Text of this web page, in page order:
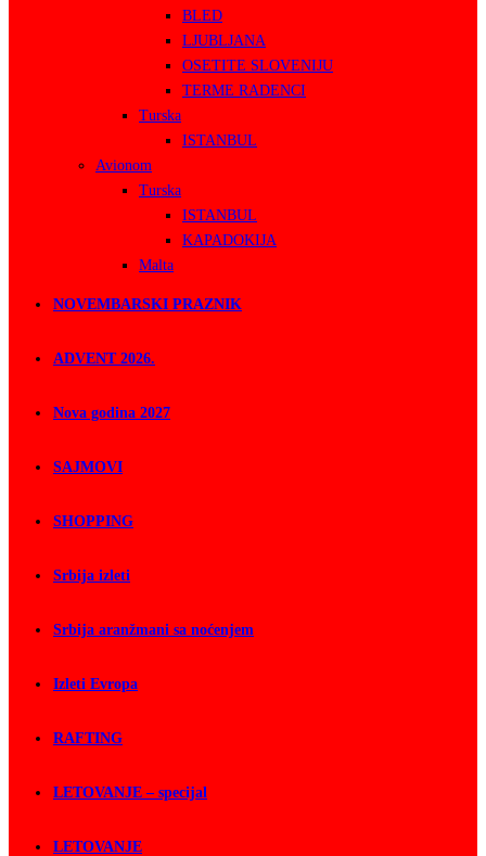
BLED
LJUBLJANA
OSETITE SLOVENIJU
TERME RADENCI
Turska
ISTANBUL
Avionom
Turska
ISTANBUL
KAPADOKIJA
Malta
NOVEMBARSKI PRAZNIK
ADVENT 2026.
Nova godina 2027
SAJMOVI
SHOPPING
Srbija izleti
Srbija aranžmani sa noćenjem
Izleti Evropa
RAFTING
LETOVANJE – specijal
LETOVANJE